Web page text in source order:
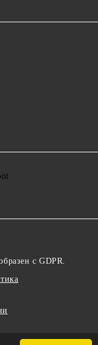
с GDPR.